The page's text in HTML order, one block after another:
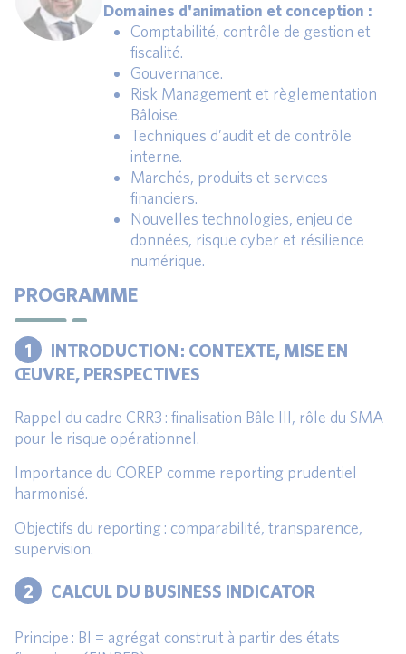
Domaines d'animation et conception :
Comptabilité, contrôle de gestion et
fiscalité.
Gouvernance.
Risk Management et règlementation
Bâloise.
Techniques d’audit et de contrôle
interne.
Marchés, produits et services
financiers.
Nouvelles technologies, enjeu de
données, risque cyber et résilience
numérique.
PROGRAMME
1
INTRODUCTION : CONTEXTE, MISE EN
ŒUVRE, PERSPECTIVES
Rappel du cadre CRR3 : finalisation Bâle III, rôle du SMA
pour le risque opérationnel.
Importance du COREP comme reporting prudentiel
harmonisé.
Objectifs du reporting : comparabilité, transparence,
supervision.
2 CALCUL DU BUSINESS INDICATOR
Principe : BI = agrégat construit à partir des états